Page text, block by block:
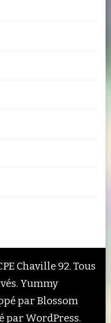
Chaville 92. Tous
Yummy
par Blossom
par WordPress.